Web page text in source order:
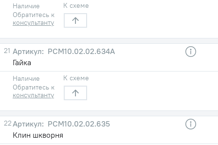
Наличие
Обратитесь к
консультанту
К схеме
21
РСМ10.02.02.634А
Гайка
Наличие
Обратитесь к
консультанту
К схеме
22
РСМ10.02.02.635
Клин шкворня